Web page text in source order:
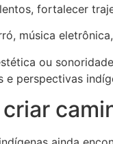
fortalecer
música
ou
perspectivas